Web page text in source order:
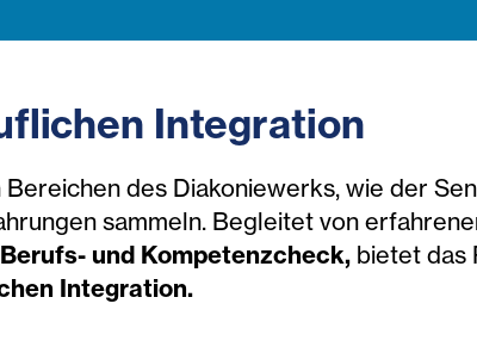
Integration
des Diakoniewerks, wie der
sammeln. Begleitet von
Berufs- und Kompetenzcheck, bietet das
Integration.